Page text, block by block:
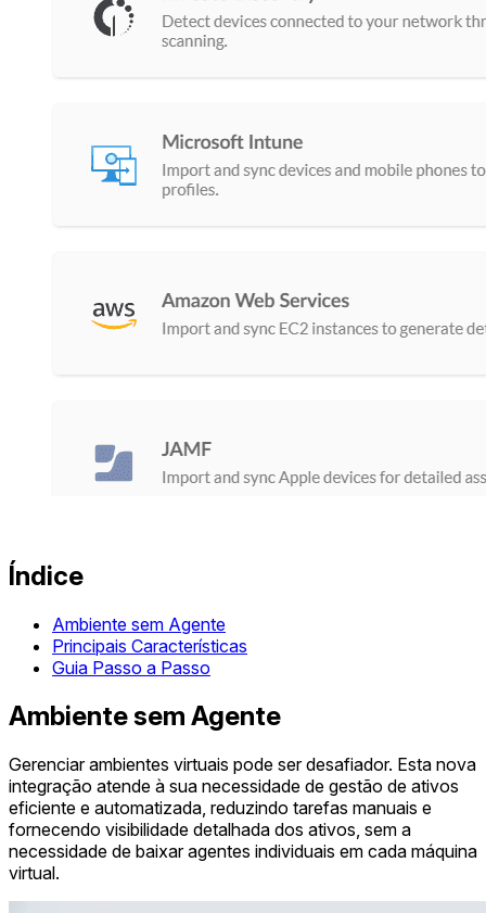
Índice
Ambiente sem Agente
Principais Características
Guia Passo a Passo
Ambiente sem Agente
Gerenciar ambientes virtuais pode ser desafiador. Esta nova
integração atende à sua necessidade de gestão de ativos
eficiente e automatizada, reduzindo tarefas manuais e
fornecendo visibilidade detalhada dos ativos, sem a
necessidade de baixar agentes individuais em cada máquina
virtual.